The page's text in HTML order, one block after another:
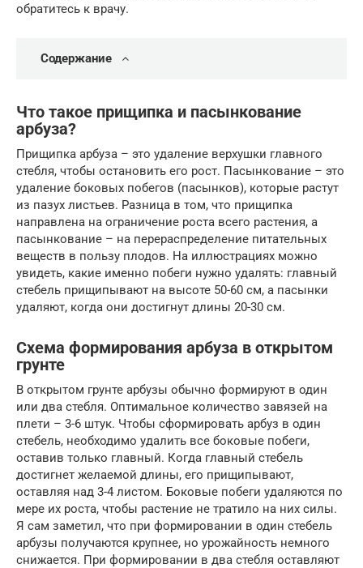
обратитесь к врачу.
Содержание
Что такое прищипка и пасынкование
арбуза?
Прищипка арбуза – это удаление верхушки главного
стебля, чтобы остановить его рост. Пасынкование – это
удаление боковых побегов (пасынков), которые растут
из пазух листьев. Разница в том, что прищипка
направлена на ограничение роста всего растения, а
пасынкование – на перераспределение питательных
веществ в пользу плодов. На иллюстрациях можно
увидеть, какие именно побеги нужно удалять: главный
стебель прищипывают на высоте 50-60 см, а пасынки
удаляют, когда они достигнут длины 20-30 см.
Схема формирования арбуза в открытом
грунте
В открытом грунте арбузы обычно формируют в один
или два стебля. Оптимальное количество завязей на
плети – 3-6 штук. Чтобы сформировать арбуз в один
стебель, необходимо удалить все боковые побеги,
оставив только главный. Когда главный стебель
достигнет желаемой длины, его прищипывают,
оставляя над 3-4 листом. Боковые побеги удаляются по
мере их роста, чтобы растение не тратило на них силы.
Я сам заметил, что при формировании в один стебель
арбузы получаются крупнее, но урожайность немного
снижается. При формировании в два стебля оставляют